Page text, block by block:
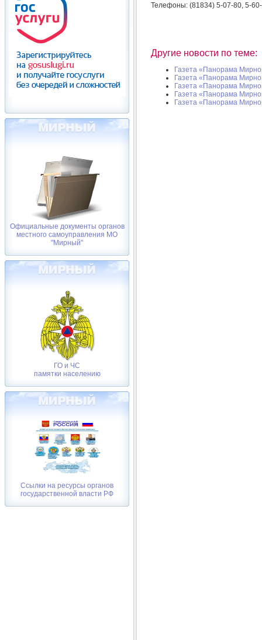
Официальные документы органов
местного самоуправления МО
"Мирный"
ГО и ЧС
памятки населению
Ссылки на ресурсы органов
государственной власти РФ
Телефоны: (81834) 5-07-80, 5-
Другие новости по теме:
Газета «Панорама
Газета «Панорама
Газета «Панорама
Газета «Панорама
Газета «Панорама